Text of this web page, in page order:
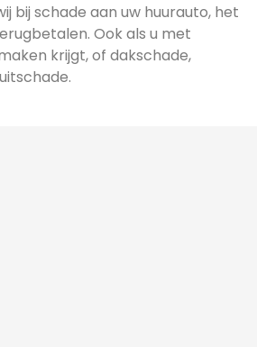
bij schade aan uw huurauto, het
Ook als u met
krijgt, of dakschade,